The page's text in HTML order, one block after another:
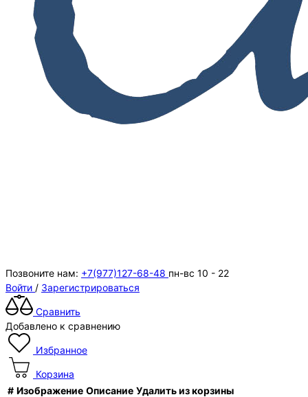
Позвоните нам: +7(977)127-68-48 пн-вс 10 - 22
Войти / Зарегистрироваться
Сравнить
Добавлено к сравнению
Избранное
Корзина
# Изображение Описание Удалить из корзины